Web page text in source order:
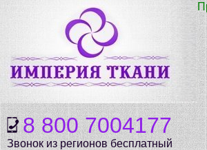
8 800 7004177
Звонок из регионов бесплатный